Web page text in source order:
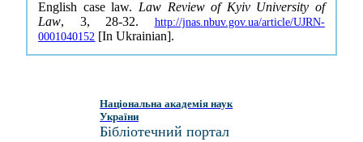
English case law. Law Review of Kyiv University of
Law, 3, 28-32. http://jnas.nbuv.gov.ua/article/UJRN-
0001040152 [In Ukrainian].
Національна академія наук
України
Бібліотечний портал